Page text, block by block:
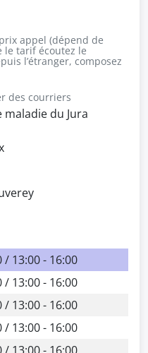
appel (dépend de
tarif écoutez le
l’étranger, composez
des courriers
du Jura
/ 13:00 - 16:00
/ 13:00 - 16:00
/ 13:00 - 16:00
/ 13:00 - 16:00